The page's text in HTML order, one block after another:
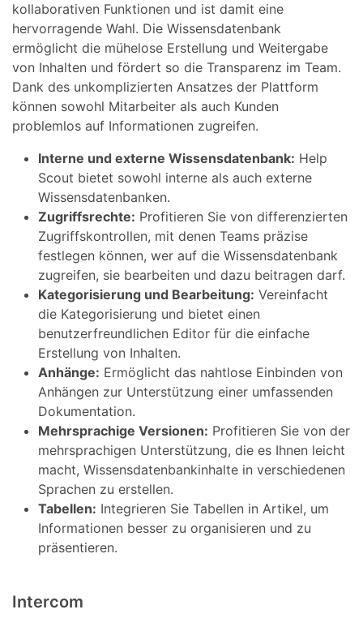
kollaborativen Funktionen und ist damit eine
hervorragende Wahl. Die Wissensdatenbank
ermöglicht die mühelose Erstellung und Weitergabe
von Inhalten und fördert so die Transparenz im Team.
Dank des unkomplizierten Ansatzes der Plattform
können sowohl Mitarbeiter als auch Kunden
problemlos auf Informationen zugreifen.
Interne und externe Wissensdatenbank: Help
Scout bietet sowohl interne als auch externe
Wissensdatenbanken.
Zugriffsrechte: Profitieren Sie von differenzierten
Zugriffskontrollen, mit denen Teams präzise
festlegen können, wer auf die Wissensdatenbank
zugreifen, sie bearbeiten und dazu beitragen darf.
Kategorisierung und Bearbeitung: Vereinfacht
die Kategorisierung und bietet einen
benutzerfreundlichen Editor für die einfache
Erstellung von Inhalten.
Anhänge: Ermöglicht das nahtlose Einbinden von
Anhängen zur Unterstützung einer umfassenden
Dokumentation.
Mehrsprachige Versionen: Profitieren Sie von der
mehrsprachigen Unterstützung, die es Ihnen leicht
macht, Wissensdatenbankinhalte in verschiedenen
Sprachen zu erstellen.
Tabellen: Integrieren Sie Tabellen in Artikel, um
Informationen besser zu organisieren und zu
präsentieren.
Intercom